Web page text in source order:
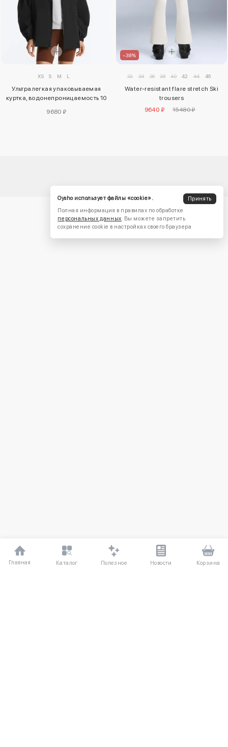
XS S M L
Ультралегкая упаковываемая
куртка, водонепроницаемость 10
9680 ₽
–38%
32 34 36 38 40 42 44 46
Water-resistant flare stretch Ski
trousers
9640 ₽
15480 ₽
Главная Каталог Полезное Новости Корзина
Oysho использует файлы «cookie».
Принять
Полная информация в правилах по обработке
персональных данных. Вы можете запретить
сохранение cookie в настройках своего браузера